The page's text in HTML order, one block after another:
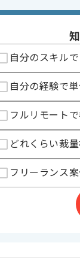
急募
時間
サイト
15日
したい方にお勧め
ッチします。
を見込んでおりま
自分のスキル
自分の経験で
フルリモート
どれくらい裁
フリーランス